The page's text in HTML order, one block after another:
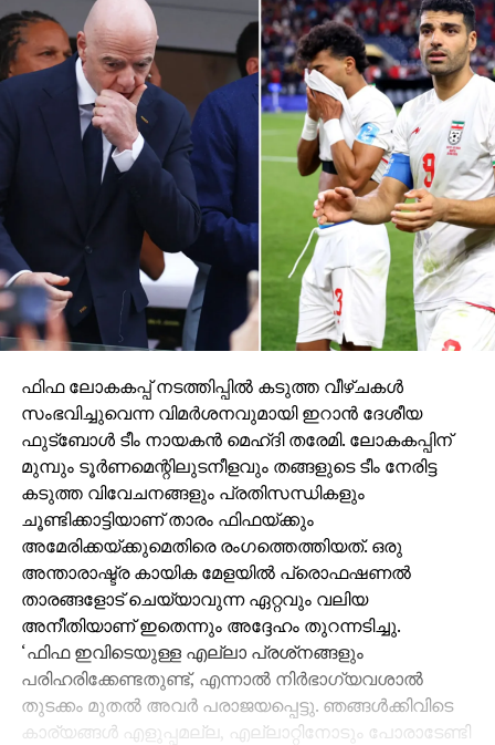
ഫിഫ ലോകകപ്പ് നടത്തിപ്പില്‍ കടുത്ത വീഴ്ചകള്‍
സംഭവിച്ചുവെന്ന വിമര്‍ശനവുമായി ഇറാന്‍ ദേശീയ
ഫുട്‌ബോള്‍ ടീം നായകന്‍ മെഹ്ദി തരേമി. ലോകകപ്പിന്
മുമ്പും ടൂര്‍ണമെന്റിലുടനീളവും തങ്ങളുടെ ടീം നേരിട്ട
കടുത്ത വിവേചനങ്ങളും പ്രതിസന്ധികളും
ചൂണ്ടിക്കാട്ടിയാണ് താരം ഫിഫയ്ക്കും
അമേരിക്കയ്ക്കുമെതിരെ രംഗത്തെത്തിയത്. ഒരു
അന്താരാഷ്ട്ര കായിക മേളയില്‍ പ്രൊഫഷണല്‍
താരങ്ങളോട് ചെയ്യാവുന്ന ഏറ്റവും വലിയ
അനീതിയാണ് ഇതെന്നും അദ്ദേഹം തുറന്നടിച്ചു.
‘ഫിഫ ഇവിടെയുള്ള എല്ലാ പ്രശ്‌നങ്ങളും
പരിഹരിക്കേണ്ടതുണ്ട്, എന്നാല്‍ നിര്‍ഭാഗ്യവശാല്‍
തുടക്കം മുതല്‍ അവര്‍ പരാജയപ്പെട്ടു. ഞങ്ങള്‍ക്കിവിടെ
കാര്യങ്ങള്‍ എളുപ്പമല്ല, എല്ലാറ്റിനോടും പോരാടേണ്ടി